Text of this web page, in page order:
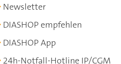
Newsletter
DIASHOP empfehlen
DIASHOP App
24h-Notfall-Hotline IP/CGM